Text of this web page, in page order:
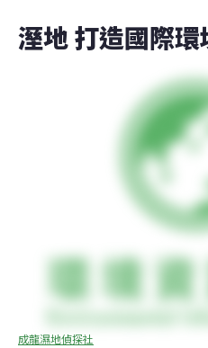
溼地 打造國際
成龍濕地偵探社